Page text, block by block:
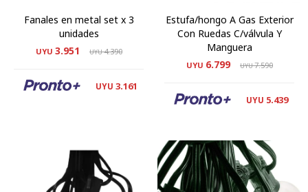
Fanales en metal set x 3
unidades
UYU 3.951 UYU4.390
UYU 3.161
Estufa/hongo A Gas Exterior
Con Ruedas C/válvula Y
Manguera
UYU 6.799 UYU7.590
UYU 5.439